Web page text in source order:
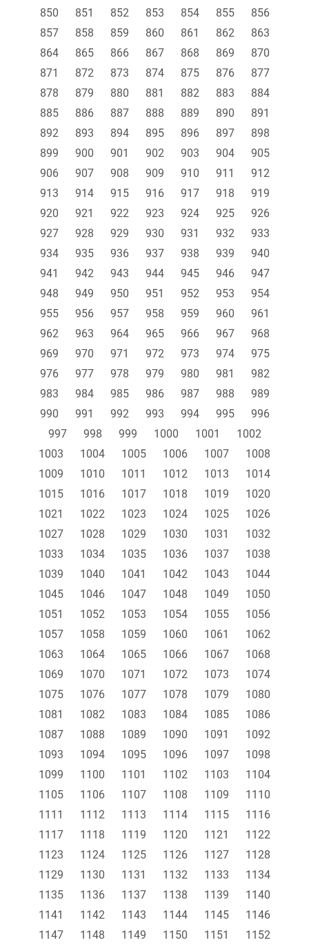
850
851 852 853 854 855
856
857
858 859 860 861 862
863
864
865 866 867 868 869
870
871
872 873 874 875 876
877
878
879 880 881 882 883
884
885
886 887 888 889 890
891
892
893 894 895 896 897
898
899
900 901 902 903 904
905
906
907 908 909 910 911
912
913
914 915 916 917 918
919
920
921 922 923 924 925
926
927
928 929 930 931 932
933
934
935 936 937 938 939
940
941
942 943 944 945 946
947
948
949 950 951 952 953
954
955
956 957 958 959 960
961
962
963 964 965 966 967
968
969
970 971 972 973 974
975
976
977 978 979 980 981
982
983
984 985 986 987 988
989
990
991 992 993 994 995
996
997
998 999 1000 1001
1002
1003
1004 1005 1006 1007
1008
1009
1010 1011 1012 1013
1014
1015
1016 1017 1018 1019
1020
1021
1022 1023 1024 1025
1026
1027
1028 1029 1030 1031
1032
1033
1034 1035 1036 1037
1038
1039
1040 1041 1042 1043
1044
1045
1046 1047 1048 1049
1050
1051
1052 1053 1054 1055
1056
1057
1058 1059 1060 1061
1062
1063
1064 1065 1066 1067
1068
1069
1070 1071 1072 1073
1074
1075
1076 1077 1078 1079
1080
1081
1082 1083 1084 1085
1086
1087
1088 1089 1090 1091
1092
1093
1094 1095 1096 1097
1098
1099
1100 1101 1102 1103
1104
1105
1106 1107 1108 1109
1110
1111
1112 1113 1114 1115
1116
1117
1118 1119 1120 1121
1122
1123
1124 1125 1126 1127
1128
1129
1130 1131 1132 1133
1134
1135
1136 1137 1138 1139
1140
1141
1142 1143 1144 1145
1146
1147
1148 1149 1150 1151 1152